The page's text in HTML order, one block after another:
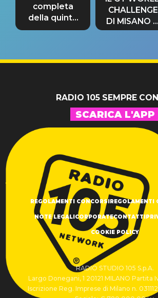
completa
della quinta
tappa
CHALLENGE
DI MISANO si
riconferma
RADIO 105 SEMPRE
SCARICA L'APP
REGOLAMENTI CONCORSIREGOLAMENTI
NOTE LEGALICORPORATECONTATTI
COOKIE POLICY
RADIO STUDIO 105 S.p.A.
Largo Donegani, 1 20121 MILANO Partita
Iscrizione Reg. Imprese di Milano n.